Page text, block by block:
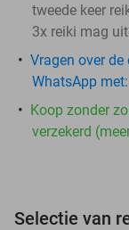
tweede keer
3x reiki mag
Vragen over
WhatsApp
Koop zonder
verzekerd
Selectie van